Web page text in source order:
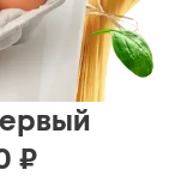
₽